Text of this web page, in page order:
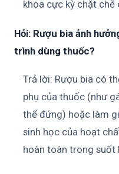
khoa cực kỳ chặt chẽ
Hỏi: Rượu bia ảnh
trình dùng thuốc?
Trả lời: Rượu bia có
phụ của thuốc (như
thế đứng) hoặc làm
sinh học của hoạt
hoàn toàn trong suốt